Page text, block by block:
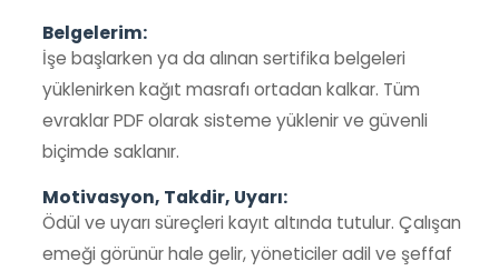
Belgelerim:
İşe başlarken ya da alınan sertifika belgeleri
yüklenirken kağıt masrafı ortadan kalkar. Tüm
evraklar PDF olarak sisteme yüklenir ve güvenli
biçimde saklanır.
Motivasyon, Takdir, Uyarı:
Ödül ve uyarı süreçleri kayıt altında tutulur. Çalışan
emeği görünür hale gelir, yöneticiler adil ve şeffaf